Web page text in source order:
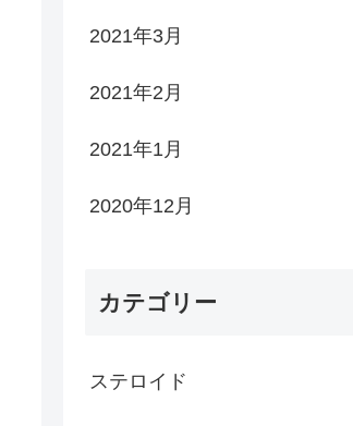
2021年3月
2021年2月
2021年1月
2020年12月
カテゴリー
ステロイド